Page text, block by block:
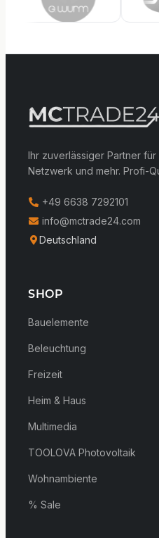
Ihr zuverlässiger Partner
Netzwerk und mehr. Profi-
+49 6638 7292101
info@mctrade24.com
Deutschland
SHOP
Bauelemente
Beleuchtung
Freizeit
Heim & Haus
Multimedia
TOOLOVA Photovoltaik
Wohnambiente
% Sale